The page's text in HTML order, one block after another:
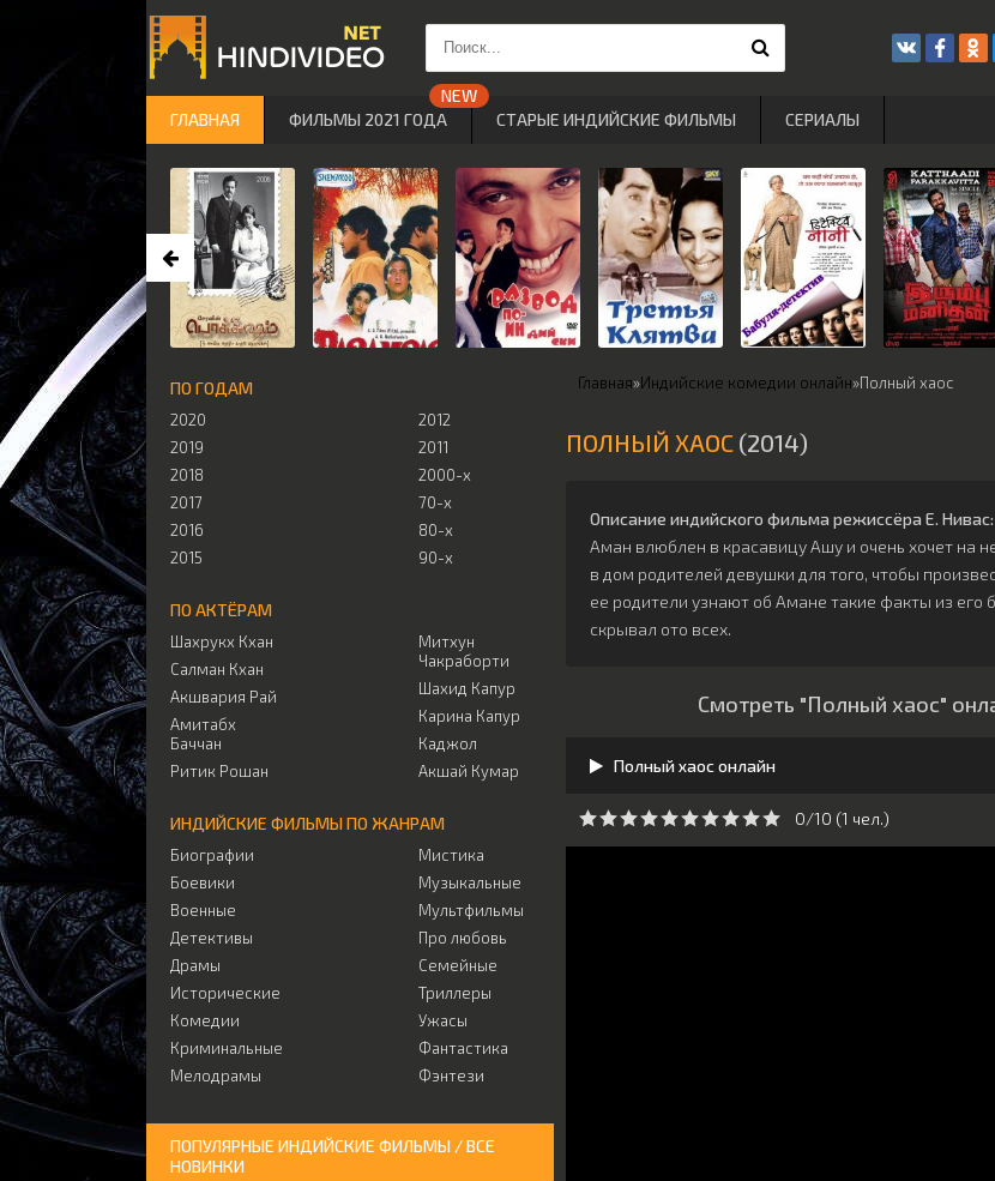
Главная»Индийские комедии онлайн»Полный хаос
ПОЛНЫЙ ХАОС (2014)
Описание индийского фильма режиссёра Е. Нивас:
Аман влюблен в красавицу Ашу и очень хочет на
в дом родителей девушки для того, чтобы
ее родители узнают об Амане такие факты из
скрывал ото всех.
Смотреть "Полный хаос"
Полный хаос онлайн
0/10 (1 чeл.)
ПО ГОДАМ
2020
2019
2018
2017
2016
2015
2012
2011
2000-х
70-х
80-х
90-х
ПО АКТЁРАМ
Шахрукх Кхан
Салман Кхан
Акшвария Рай
Амитабх
Баччан
Ритик Рошан
Митхун
Чакраборти
Шахид Капур
Карина Капур
Каджол
Акшай Кумар
ИНДИЙСКИЕ ФИЛЬМЫ ПО ЖАНРАМ
Биографии
Боевики
Военные
Детективы
Драмы
Исторические
Комедии
Криминальные
Мелодрамы
Мистика
Музыкальные
Мультфильмы
Про любовь
Семейные
Триллеры
Ужасы
Фантастика
Фэнтези
ПОПУЛЯРНЫЕ ИНДИЙСКИЕ ФИЛЬМЫ / ВСЕ
НОВИНКИ
ГЛАВНАЯ ФИЛЬМЫ 2021 ГОДА СТАРЫЕ ИНДИЙСКИЕ ФИЛЬМЫ СЕРИАЛЫ